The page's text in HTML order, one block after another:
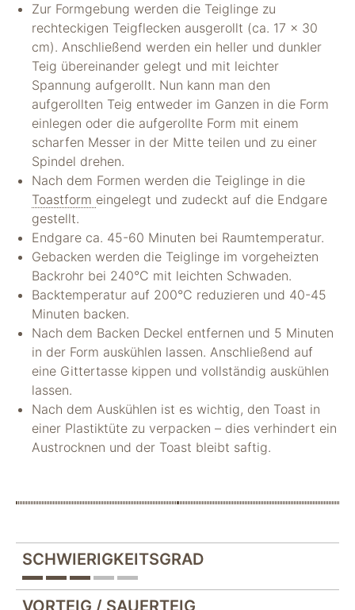
Zur Formgebung werden die Teiglinge zu
rechteckigen Teigflecken ausgerollt (ca. 17 x 30
cm). Anschließend werden ein heller und dunkler
Teig übereinander gelegt und mit leichter
Spannung aufgerollt. Nun kann man den
aufgerollten Teig entweder im Ganzen in die Form
einlegen oder die aufgerollte Form mit einem
scharfen Messer in der Mitte teilen und zu einer
Spindel drehen.
Nach dem Formen werden die Teiglinge in die
Toastform eingelegt und zudeckt auf die Endgare
gestellt.
Endgare ca. 45-60 Minuten bei Raumtemperatur.
Gebacken werden die Teiglinge im vorgeheizten
Backrohr bei 240°C mit leichten Schwaden.
Backtemperatur auf 200°C reduzieren und 40-45
Minuten backen.
Nach dem Backen Deckel entfernen und 5 Minuten
in der Form auskühlen lassen. Anschließend auf
eine Gittertasse kippen und vollständig auskühlen
lassen.
Nach dem Auskühlen ist es wichtig, den Toast in
einer Plastiktüte zu verpacken – dies verhindert ein
Austrocknen und der Toast bleibt saftig.
SCHWIERIGKEITSGRAD
VORTEIG / SAUERTEIG